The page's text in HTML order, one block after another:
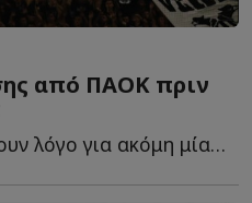
από ΠΑΟΚ πριν
Οι «ασπρόμαυροι» κάνουν λόγο για ακόμη μία μεγάλη ευρωπαϊκή β...